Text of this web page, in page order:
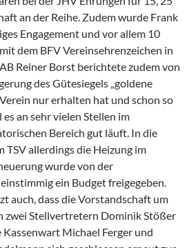
an der Reihe. Zudem wurde Frank
Engagement und vor allem 10
dem BFV Vereinsehrenzeichen in
Reiner Borst berichtete zudem von
des Gütesiegels „goldene
nur erhalten hat und schon so
an sehr vielen Stellen im
Bereich gut läuft. In die
TSV allerdings die Heizung im
wurde von der
ein Budget freigegeben.
auch, dass die Vorstandschaft um
zwei Stellvertretern Dominik Stößer
Michael Ferger und